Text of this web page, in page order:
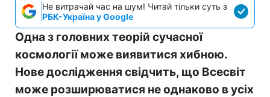
Не витрачай час на шум! Читай тільки суть з
РБК-Україна у Google
Одна з головних теорій сучасної
космології може виявитися хибною.
Нове дослідження свідчить, що Всесвіт
може розширюватися не однаково в усіх